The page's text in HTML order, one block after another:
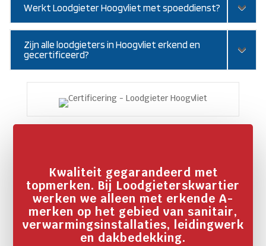
Werkt Loodgieter Hoogvliet met spoeddienst?
Zijn alle loodgieters in Hoogvliet erkend en
gecertificeerd?
Kwaliteit gegarandeerd met
topmerken. Bij Loodgieterskwartier
werken we alleen met erkende A-
merken op het gebied van sanitair,
verwarmingsinstallaties, leidingwerk
en dakbedekking.